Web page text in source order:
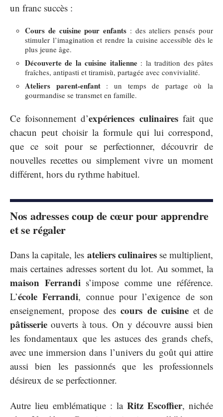
un franc succès :
Cours de cuisine pour enfants : des ateliers pensés pour
stimuler l’imagination et rendre la cuisine accessible dès le
plus jeune âge.
Découverte de la cuisine italienne: la tradition des pâtes
fraîches, antipasti et tiramisù, partagée avec convivialité.
Ateliers parent-enfant: un temps de partage où la
gourmandise se transmet en famille.
Ce foisonnement d’expériences culinairesfait que
chacun peut choisir la formule qui lui correspond,
que ce soit pour se perfectionner, découvrir de
nouvelles recettes ou simplement vivre un moment
différent, hors du rythme habituel.
Nos adresses coup de cœur pour apprendre
et se régaler
Dans la capitale, les ateliers culinairesse multiplient,
mais certaines adresses sortent du lot. Au sommet, la
maison Ferrandis’impose comme une référence.
L’école Ferrandi, connue pour l’exigence de son
enseignement, propose descours de cuisineet de
pâtisserie ouverts à tous. On y découvre aussi bien
les fondamentaux que les astuces des grands chefs,
avec une immersion dans l’univers du goût qui attire
aussi bien les passionnés que les professionnels
désireux de se perfectionner.
Autre lieu emblématique : la Ritz Escoffier, nichée